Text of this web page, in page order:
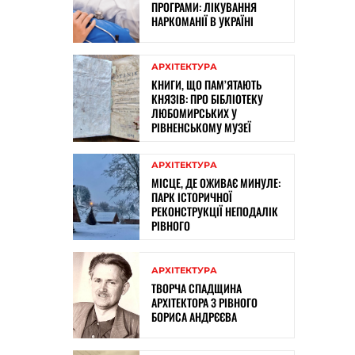
ПРОГРАМИ: ЛІКУВАННЯ
НАРКОМАНІЇ В УКРАЇНІ
АРХІТЕКТУРА
КНИГИ, ЩО ПАМ’ЯТАЮТЬ
КНЯЗІВ: ПРО БІБЛІОТЕКУ
ЛЮБОМИРСЬКИХ У
РІВНЕНСЬКОМУ МУЗЕЇ
АРХІТЕКТУРА
МІСЦЕ, ДЕ ОЖИВАЄ МИНУЛЕ:
ПАРК ІСТОРИЧНОЇ
РЕКОНСТРУКЦІЇ НЕПОДАЛІК
РІВНОГО
АРХІТЕКТУРА
ТВОРЧА СПАДЩИНА
АРХІТЕКТОРА З РІВНОГО
БОРИСА АНДРЄЄВА